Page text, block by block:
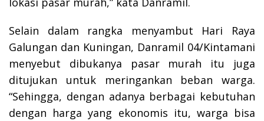
Selain dalam rangka menyambut Hari Raya
Galungan dan Kuningan, Danramil 04/Kintamani
menyebut dibukanya pasar murah itu juga
ditujukan untuk meringankan beban warga.
“Sehingga, dengan adanya berbagai kebutuhan
dengan harga yang ekonomis itu, warga bisa